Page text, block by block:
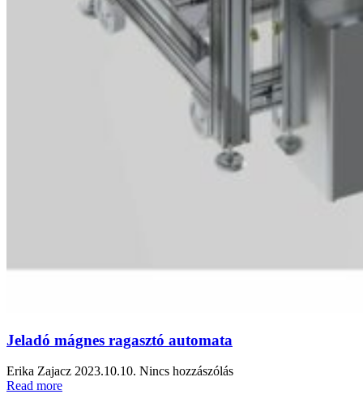
Jeladó mágnes ragasztó automata
Erika Zajacz 2023.10.10. Nincs hozzászólás
Read more